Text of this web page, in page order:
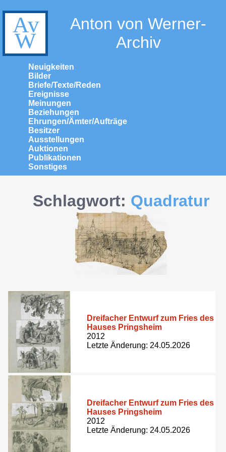
Anton von Werner-
Archiv
Neuigkeiten
Bilder
Briefe/Texte/Reden
Ereignisse
Meinungen
Beziehungen
Ehrungen/Ämter/Aufträge
Besitzer
Ausstellungen
Auktionen
Publikationen
Sonstiges
Schlagwort: Quadratur
Dreifacher Entwurf zum Fries des
Hauses Pringsheim
2012
Letzte Änderung: 24.05.2026
Dreifacher Entwurf zum Fries des
Hauses Pringsheim
2012
Letzte Änderung: 24.05.2026